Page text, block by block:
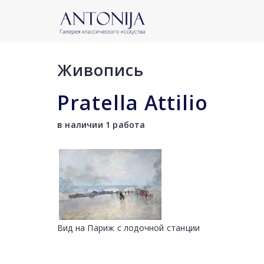
Живопись
Pratella Attilio
в наличии 1 работа
Вид на Париж с лодочной станции